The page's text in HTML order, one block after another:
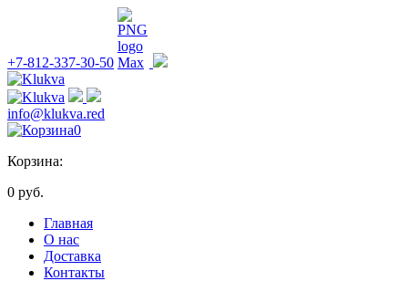
+7-812-337-30-50
info@klukva.red
0
Корзина:
0 руб.
Главная
О нас
Доставка
Контакты